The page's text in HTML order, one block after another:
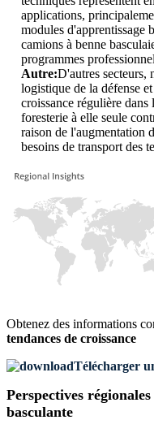
applications,
modules d'apprentissage
camions à benne
programmes
Autre:D'autres secteurs,
logistique de la défense
croissance régulière dans
foresterie à elle seule
raison de l'augmentation
besoins de transport des
Obtenez des informations
tendances de croissance
Télécharger
Perspectives
basculante